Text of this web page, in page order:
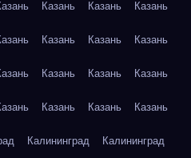
Казань Казань Казань
Казань Казань Казань
Казань Казань Казань
Казань Казань Казань
Калининград Калининград